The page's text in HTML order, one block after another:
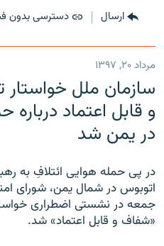
ارسال دسترسی بدون
مرداد ۲۰, ۱۳۹۷
سازمان ملل
و قابل اعتماد
در یمن شد
در پی حمله هوایی ائتلافِ به
اتوبوس در شمال یمن، شورای
جمعه در نشستی اضطراری
«شفاف و قابل اعتماد» شد.